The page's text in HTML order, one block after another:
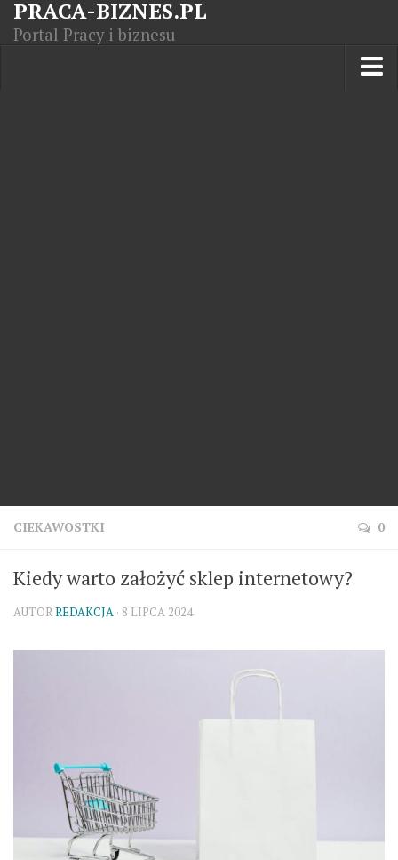
PRACA-BIZNES.PL
Portal Pracy i biznesu
CIEKAWOSTKI 0
Kiedy warto założyć sklep internetowy?
AUTORREDAKCJA · 8 LIPCA 2024